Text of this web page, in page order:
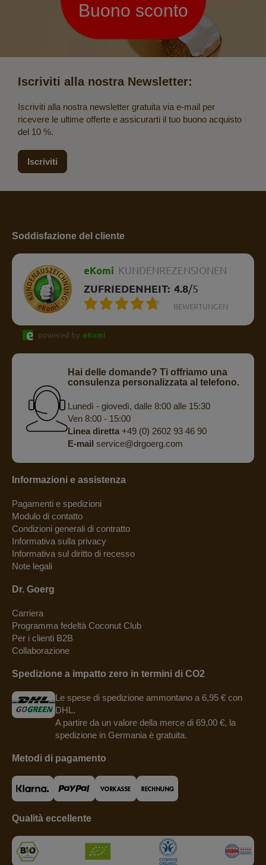
Buono sconto
Iscriviti alla nostra Newsletter:
Iscriviti alla nostra newsletter gratuita via e-mail per
ricevere le ultime offerte e assicurarti il tuo buono acquisto
del 10 %.
Iscriviti
Soddisfazione del cliente
eKomi KUNDENREZENSIONEN
ZUFRIEDENHEIT: 4.8/5
BEWERTUNGEN
powered by eKomi
Hai delle domande? Ti offriamo una
consulenza personalizzata al telefono.
Lunedì - giovedì, dalle 8:00 alle 15:30
Ven 8:00 - 15:00
Linea diretta+49 (0) 2602 93 46 90
E-mail service@drgoerg.com
Informazioni e assistenza
Pagamenti e spedizioni
Modulo di contatto
Condizioni generali di contratto
Informativa sulla privacy
Informativa sul diritto di recesso
Note legali
Dr. Goerg
Carriera
Programma fedeltà Coconut Club
Per i clienti B2B
Collaborazione
Spedizione a impatto zero in termini di CO2
Le spese di spedizione ammontano a 6,95 € con
DHL.
A partire da un valore della merce di 69,00 €, la
spedizione in Germania è gratuita.
Metodi di pagamento
Qualità eccellente